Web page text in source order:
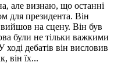
але визнаю, що останні
для президента. Він
на сцену. Він був
були не тільки важкими
дебатів він висловив
він їх...